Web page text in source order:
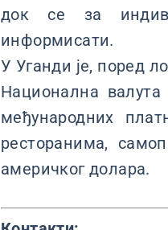
док се за
информисати.
У Уганди је, поред
Национална
међународних
ресторанима,
америчког долара.